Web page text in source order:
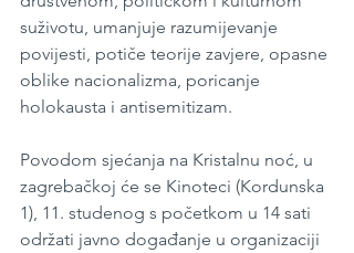
suživotu, umanjuje razumijevanje
povijesti, potiče teorije zavjere, opasne
oblike nacionalizma, poricanje
holokausta i antisemitizam.
Povodom sjećanja na Kristalnu noć, u
zagrebačkoj će se Kinoteci (Kordunska
1), 11. studenog s početkom u 14 sati
održati javno događanje u organizaciji